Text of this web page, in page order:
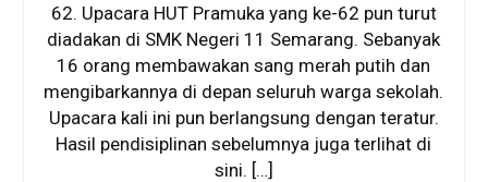
62. Upacara HUT Pramuka yang ke-62 pun turut
diadakan di SMK Negeri 11 Semarang. Sebanyak
16 orang membawakan sang merah putih dan
mengibarkannya di depan seluruh warga sekolah.
Upacara kali ini pun berlangsung dengan teratur.
Hasil pendisiplinan sebelumnya juga terlihat di
sini. […]